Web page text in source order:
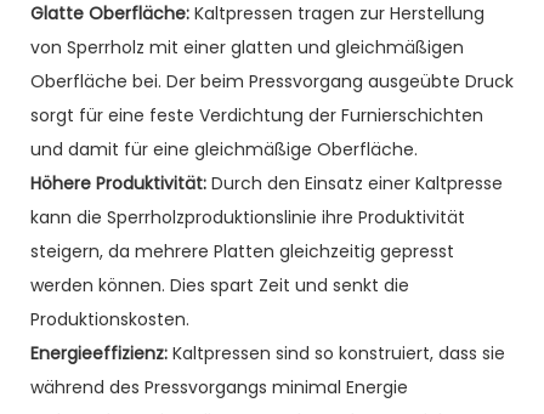
Glatte Oberfläche: Kaltpressen tragen zur Herstellung
von Sperrholz mit einer glatten und gleichmäßigen
Oberfläche bei. Der beim Pressvorgang ausgeübte Druck
sorgt für eine feste Verdichtung der Furnierschichten
und damit für eine gleichmäßige Oberfläche.
Höhere Produktivität: Durch den Einsatz einer Kaltpresse
kann die Sperrholzproduktionslinie ihre Produktivität
steigern, da mehrere Platten gleichzeitig gepresst
werden können. Dies spart Zeit und senkt die
Produktionskosten.
Energieeffizienz: Kaltpressen sind so konstruiert, dass sie
während des Pressvorgangs minimal Energie